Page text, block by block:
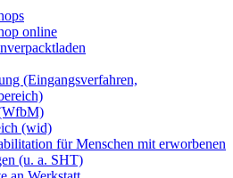
online
(Eingangsverfahren,
(wid)
für Menschen mit erworbenen
(u. a. SHT)